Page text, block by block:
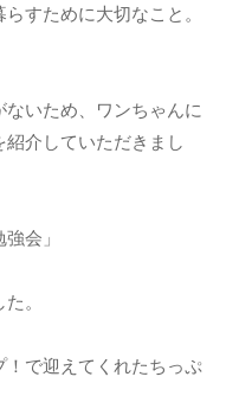
すために大切なこと。
いため、ワンちゃんに
介していただきまし
会」
。
で迎えてくれたちっぷ